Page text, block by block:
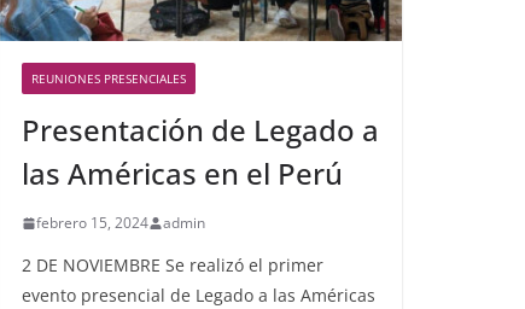
REUNIONES PRESENCIALES
Presentación de Legado a
las Américas en el Perú
febrero 15, 2024 admin
2 DE NOVIEMBRE Se realizó el primer
evento presencial de Legado a las Américas